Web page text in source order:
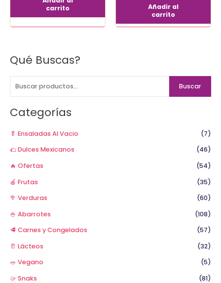
Qué Buscas?
B
c
a
p
Buscar
Categorías
🥬 Ensaladas Al Vacio
(7)
🌮 Dulces Mexicanos
(46)
🔥 Ofertas
(54)
🍎 Frutas
(35)
🥦 Verduras
(60)
🍚 Abarrotes
(108)
🥩 Carnes y Congelados
(57)
🥛 Lácteos
(32)
🥗 Vegano
(5)
🥠 Snaks
(81)
carrito
Añadir al
carrito